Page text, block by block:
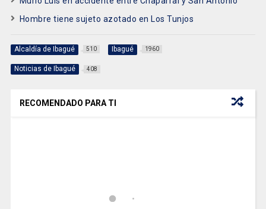
Hombre tiene sujeto azotado en Los Tunjos
Alcaldía de Ibagué 510 Ibagué 1960
Noticias de Ibagué 408
RECOMENDADO PARA TI